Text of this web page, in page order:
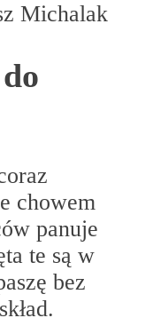
Michalak
chowem
panuje
te są w
bez